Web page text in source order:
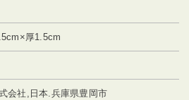
厚1.5cm
会社,日本.兵庫県豊岡市